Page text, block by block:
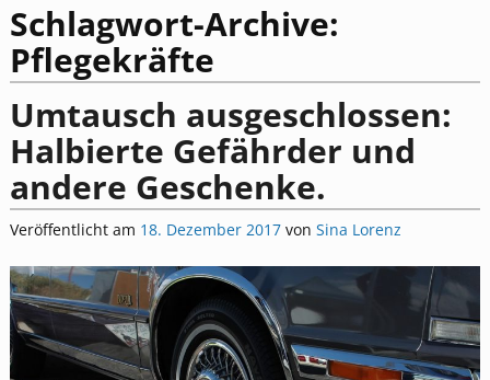
Schlagwort-Archive:
Pflegekräfte
Umtausch ausgeschlossen:
Halbierte Gefährder und
andere Geschenke.
Veröffentlicht am 18. Dezember 2017 von Sina Lorenz